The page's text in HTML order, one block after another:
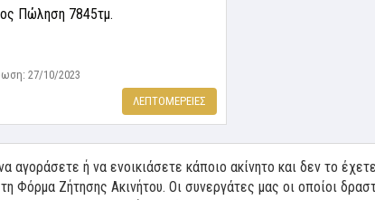
Πώληση 7845τμ.
27/10/2023
ΛΕΠΤΟΜΕΡΕΙΕΣ
αγοράσετε ή να ενοικιάσετε κάποιο ακίνητο και δεν το
Φόρμα Ζήτησης Ακινήτου. Οι συνεργάτες μας οι οποίοι